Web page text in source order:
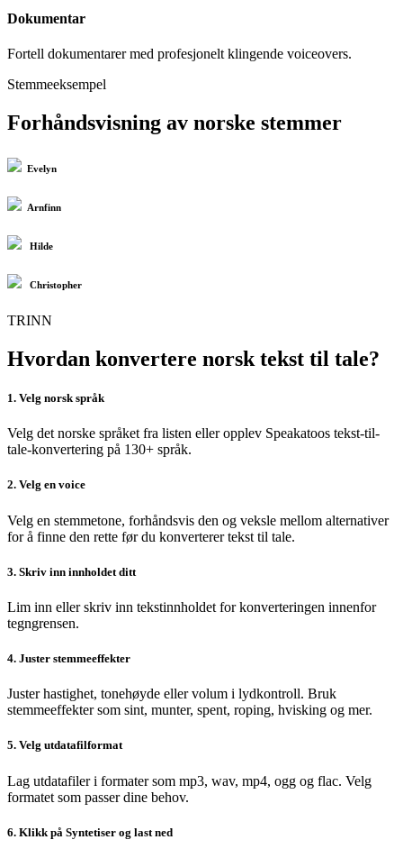
Dokumentar
Fortell dokumentarer med profesjonelt klingende voiceovers.
Stemmeeksempel
Forhåndsvisning av norske stemmer
Evelyn
Arnfinn
Hilde
Christopher
TRINN
Hvordan konvertere norsk tekst til tale?
1. Velg norsk språk
Velg det norske språket fra listen eller opplev Speakatoos tekst-til-
tale-konvertering på 130+ språk.
2. Velg en voice
Velg en stemmetone, forhåndsvis den og veksle mellom alternativer
for å finne den rette før du konverterer tekst til tale.
3. Skriv inn innholdet ditt
Lim inn eller skriv inn tekstinnholdet for konverteringen innenfor
tegngrensen.
4. Juster stemmeeffekter
Juster hastighet, tonehøyde eller volum i lydkontroll. Bruk
stemmeeffekter som sint, munter, spent, roping, hvisking og mer.
5. Velg utdatafilformat
Lag utdatafiler i formater som mp3, wav, mp4, ogg og flac. Velg
formatet som passer dine behov.
6. Klikk på Syntetiser og last ned